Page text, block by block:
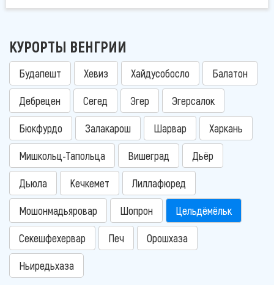
КУРОРТЫ ВЕНГРИИ
Будапешт Хевиз Хайдусобосло Балатон
Дебрецен Сегед Эгер Эгерсалок
Бюкфурдо Залакарош Шарвар Харкань
Мишкольц-Тапольца Вишеград Дьёр
Дьюла Кечкемет Лиллафюред
Мошонмадьяровар Шопрон Цельдёмёльк
Секешфехервар Печ Орошхаза
Ньиредьхаза